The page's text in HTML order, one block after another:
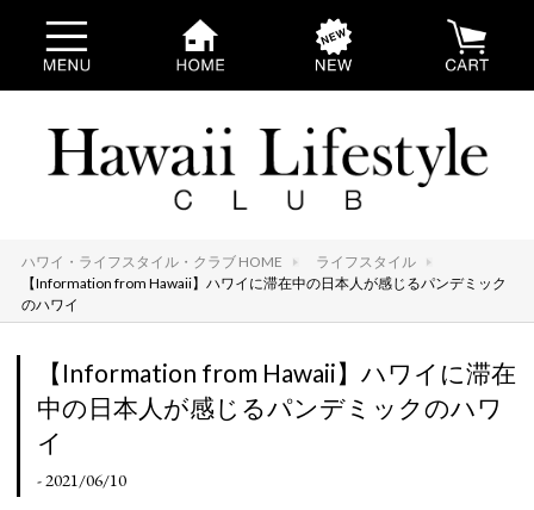
ハワイ・ライフスタイル・クラブ HOME
ライフスタイル
【Information from Hawaii】ハワイに滞在中の日本人が感じるパンデミック
のハワイ
【Information from Hawaii】ハワイに滞在
中の日本人が感じるパンデミックのハワ
イ
- 2021/06/10